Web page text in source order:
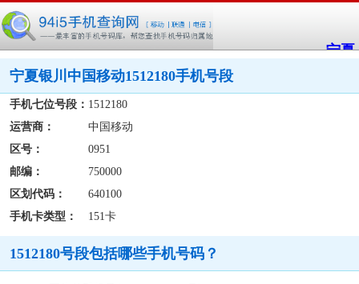
宁夏
宁夏银川中国移动1512180手机号段
手机七位号段： 1512180
运营商：
中国移动
区号：
0951
邮编：
750000
区划代码：
640100
手机卡类型：
151卡
1512180号段包括哪些手机号码？